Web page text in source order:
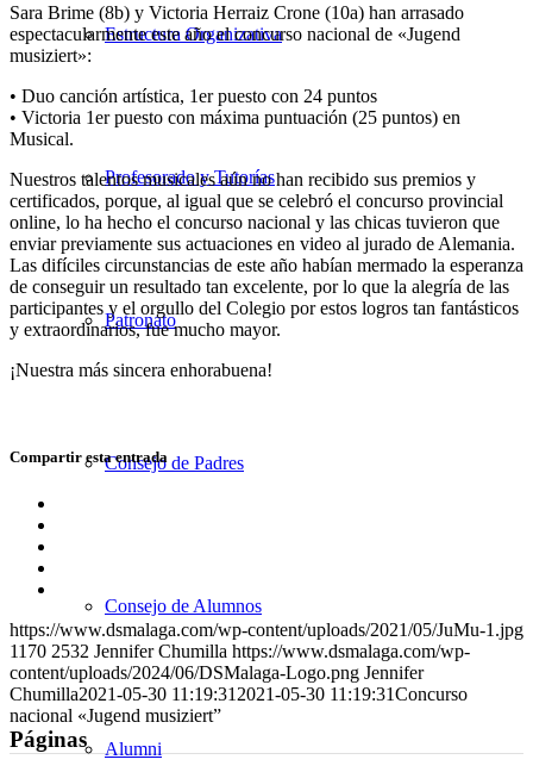
Estructura Organizativa
Profesorado y Tutorías
Patronato
Consejo de Padres
Consejo de Alumnos
Alumni
Sara Brime (8b) y Victoria Herraiz Crone (10a) han arrasado
espectacularmente este año el concurso nacional de «Jugend
musiziert»:
• Duo canción artística, 1er puesto con 24 puntos
• Victoria 1er puesto con máxima puntuación (25 puntos) en
Musical.
Nuestros talentos musicales aún no han recibido sus premios y
certificados, porque, al igual que se celebró el concurso provincial
online, lo ha hecho el concurso nacional y las chicas tuvieron que
enviar previamente sus actuaciones en video al jurado de Alemania.
Las difíciles circunstancias de este año habían mermado la esperanza
de conseguir un resultado tan excelente, por lo que la alegría de las
participantes y el orgullo del Colegio por estos logros tan fantásticos
y extraordinarios, fue mucho mayor.
¡Nuestra más sincera enhorabuena!
Compartir esta entrada
LinkedIn
correo
https://www.dsmalaga.com/wp-content/uploads/2021/05/JuMu-1.jpg
1170 2532 Jennifer Chumilla https://www.dsmalaga.com/wp-
content/uploads/2024/06/DSMalaga-Logo.png Jennifer
Chumilla2021-05-30 11:19:31 2021-05-30 11:19:31Concurso
nacional «Jugend musiziert”
Páginas